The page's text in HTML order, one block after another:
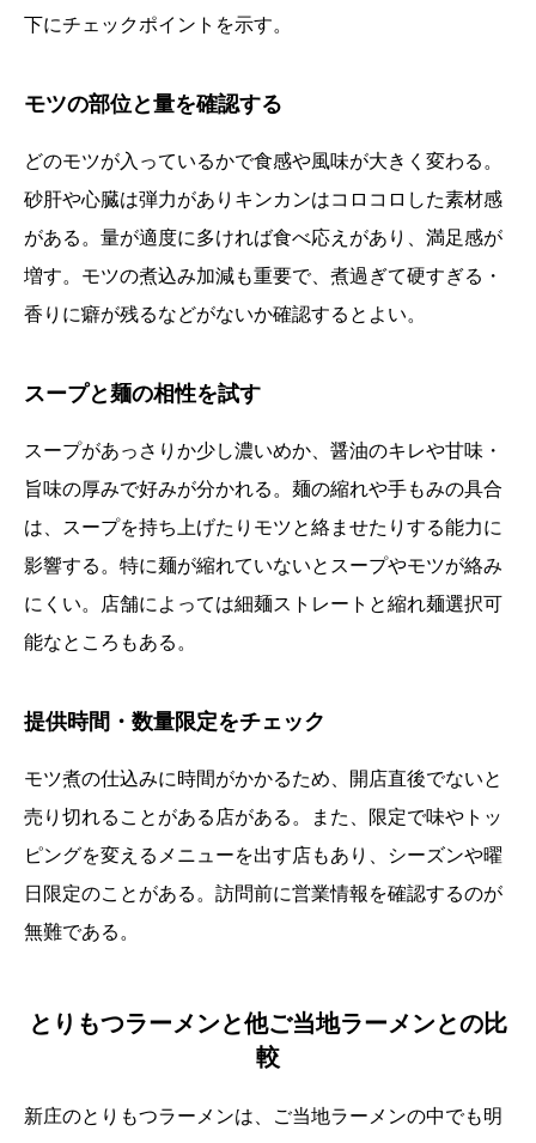
下にチェックポイントを示す。
モツの部位と量を確認する
どのモツが入っているかで食感や風味が大きく変わる。
砂肝や心臓は弾力がありキンカンはコロコロした素材感
がある。量が適度に多ければ食べ応えがあり、満足感が
増す。モツの煮込み加減も重要で、煮過ぎて硬すぎる・
香りに癖が残るなどがないか確認するとよい。
スープと麺の相性を試す
スープがあっさりか少し濃いめか、醤油のキレや甘味・
旨味の厚みで好みが分かれる。麺の縮れや手もみの具合
は、スープを持ち上げたりモツと絡ませたりする能力に
影響する。特に麺が縮れていないとスープやモツが絡み
にくい。店舗によっては細麺ストレートと縮れ麺選択可
能なところもある。
提供時間・数量限定をチェック
モツ煮の仕込みに時間がかかるため、開店直後でないと
売り切れることがある店がある。また、限定で味やトッ
ピングを変えるメニューを出す店もあり、シーズンや曜
日限定のことがある。訪問前に営業情報を確認するのが
無難である。
とりもつラーメンと他ご当地ラーメンとの比
較
新庄のとりもつラーメンは、ご当地ラーメンの中でも明